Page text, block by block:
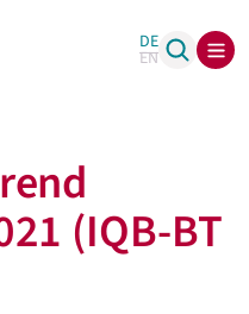
DE
EN
(IQB-BT